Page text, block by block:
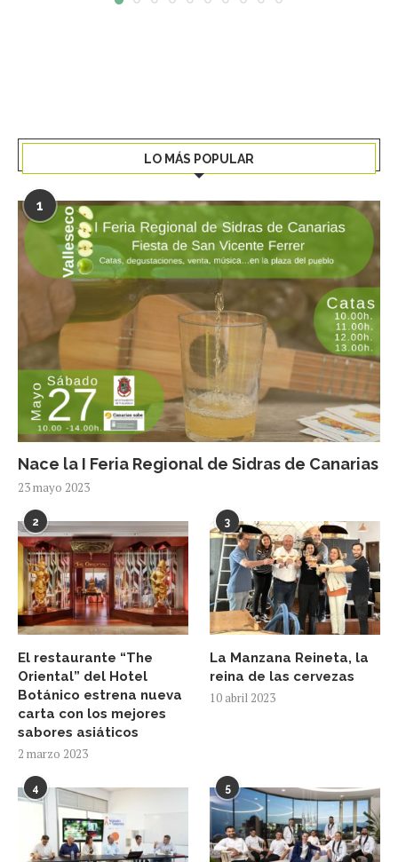
LO MÁS POPULAR
1
Nace la I Feria Regional de Sidras de Canarias
23 mayo 2023
2
El restaurante “The
Oriental” del Hotel
Botánico estrena nueva
carta con los mejores
sabores asiáticos
2 marzo 2023
3
La Manzana Reineta, la
reina de las cervezas
10 abril 2023
4 5